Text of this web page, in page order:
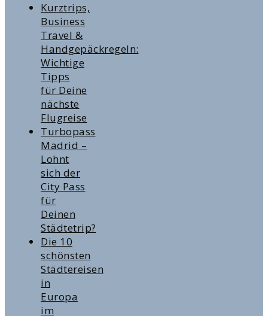
Kurztrips,
Business
Travel &
Handgepäckregeln:
Wichtige
Tipps
für Deine
nächste
Flugreise
Turbopass
Madrid –
Lohnt
sich der
City Pass
für
Deinen
Städtetrip?
Die 10
schönsten
Städtereisen
in
Europa
im